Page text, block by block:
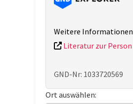
Weitere Informationen
Literatur zur Person
GND-Nr: 1033720569
Ort auswählen: